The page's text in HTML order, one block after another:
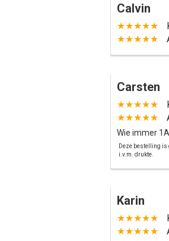
Calvin
★★★★★
★★★★★
Carsten
★★★★★
★★★★★
Wie immer
Deze bestelling
i.v.m. drukte.
Karin
★★★★★
★★★★★